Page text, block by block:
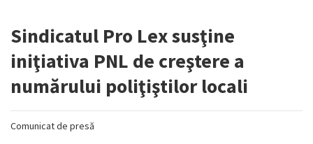
Sindicatul Pro Lex susţine
iniţiativa PNL de creştere a
numărului poliţiştilor locali
Comunicat de presă